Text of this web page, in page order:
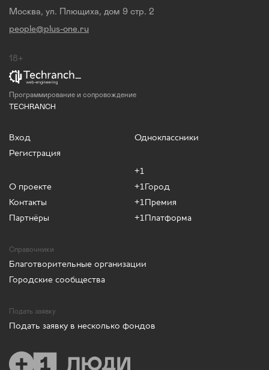
Москва, ул. Плющиха, дом 9 стр. 2
people@plus-one.ru
18+
Программирование и сопровождение
TECHRANCH
Вход
Регистрация
О проекте
Контакты
Партнёры
Одноклассники
+1
+1Город
+1Премия
+1Платформа
Справочники
Благотворительные организации
Городские сообщества
Подать заявку
Подать заявку в несколько фондов